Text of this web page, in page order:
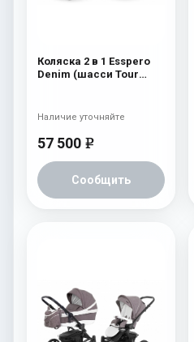
Коляска 2 в 1 Esspero
Denim (шасси Tour
57 500 e
Сообщить
Наличие уточняйте